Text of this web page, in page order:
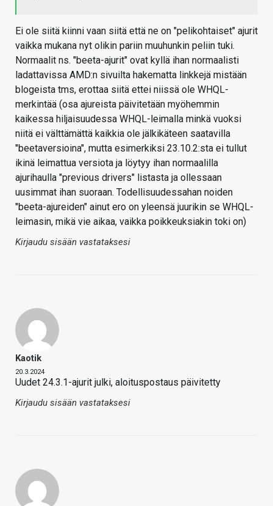
Ei ole siitä kiinni vaan siitä että ne on "pelikohtaiset" ajurit
vaikka mukana nyt olikin pariin muuhunkin peliin tuki.
Normaalit ns. "beeta-ajurit" ovat kyllä ihan normaalisti
ladattavissa AMD:n sivuilta hakematta linkkejä mistään
blogeista tms, erottaa siitä ettei niissä ole WHQL-
merkintää (osa ajureista päivitetään myöhemmin
kaikessa hiljaisuudessa WHQL-leimalla minkä vuoksi
niitä ei välttämättä kaikkia ole jälkikäteen saatavilla
"beetaversioina", mutta esimerkiksi 23.10.2:sta ei tullut
ikinä leimattua versiota ja löytyy ihan normaalilla
ajurihaulla "previous drivers" listasta ja ollessaan
uusimmat ihan suoraan. Todellisuudessahan noiden
"beeta-ajureiden" ainut ero on yleensä juurikin se WHQL-
leimasin, mikä vie aikaa, vaikka poikkeuksiakin toki on)
Kirjaudu sisään vastataksesi
Kaotik
20.3.2024
Uudet 24.3.1-ajurit julki, aloituspostaus päivitetty
Kirjaudu sisään vastataksesi